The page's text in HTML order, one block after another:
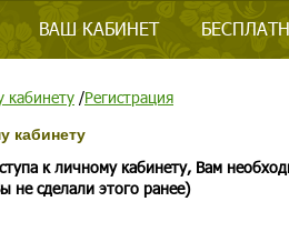
ВАШ КАБИНЕТ
кабинету /Регистрация
кабинету
к личному кабинету, Вам
не сделали этого ранее)